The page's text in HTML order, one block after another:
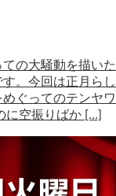
の大騒動を描いた
。今回は正月らし
ぐってのテンヤワ
に空振りばか […]